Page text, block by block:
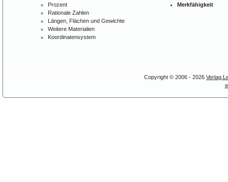
Prozent
Rationale Zahlen
Längen, Flächen und Gewichte
Weitere Materialien
Koordinatensystem
Merkfähigkeit
Copyright © 2006 - 2026 Verlag